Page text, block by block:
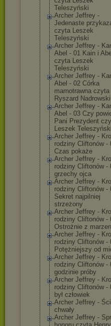
Teleszyński
Archer Jeffrey -
Jedenaste
czyta Leszek
Teleszyński
Archer Jeffrey -
Abel - 01 Kain i
czyta Leszek
Teleszyński
Archer Jeffrey -
Abel - 02 Córka
marnotrawna czyta
Ryszard Nadrowski
Archer Jeffrey -
Abel - 03 Czy
Pani Prezydent
Leszek Teleszyński
Archer Jeffrey -
rodziny Cliftonów -
Czas pokaże
Archer Jeffrey -
rodziny Cliftonów -
grzechy ojca
Archer Jeffrey -
rodziny Cliftonów -
Sekret najpilniej
strzeżony
Archer Jeffrey -
rodziny Cliftonów -
Ostrożnie z
Archer Jeffrey -
rodziny Cliftonów -
Potężniejszy od
Archer Jeffrey -
rodziny Cliftonów -
godzinie próby
Archer Jeffrey -
rodziny Cliftonów -
był człowiek
Archer Jeffrey -
chwały
Archer Jeffrey -